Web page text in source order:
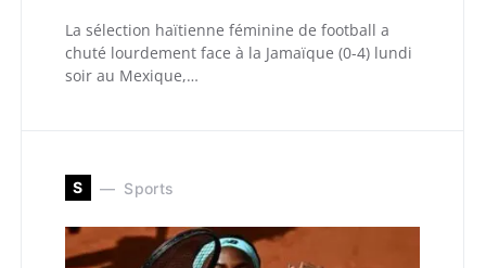
La sélection haïtienne féminine de football a
chuté lourdement face à la Jamaïque (0-4) lundi
soir au Mexique,…
S Sports